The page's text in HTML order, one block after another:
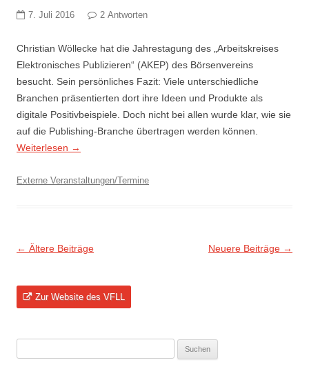
7. Juli 2016 2 Antworten
Christian Wöllecke hat die Jahrestagung des „Arbeitskreises
Elektronisches Publizieren“ (AKEP) des Börsenvereins
besucht. Sein persönliches Fazit: Viele unterschiedliche
Branchen präsentierten dort ihre Ideen und Produkte als
digitale Positivbeispiele. Doch nicht bei allen wurde klar, wie sie
auf die Publishing-Branche übertragen werden können.
Weiterlesen →
Externe Veranstaltungen/Termine
Beitragsnavigation
← Ältere Beiträge Neuere Beiträge →
Zur Website des VFLL